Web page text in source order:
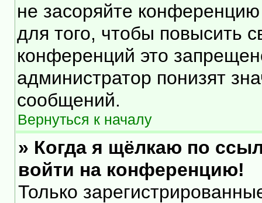
не засоряйте
для того, чтобы повысить
конференций это
администратор понизят
сообщений.
Вернуться к началу
» Когда я щёлкаю по
войти на конференцию!
Только